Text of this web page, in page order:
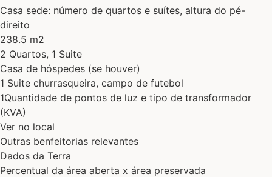
Casa sede: número de quartos e suítes, altura do pé-
direito
238.5 m2
2 Quartos, 1 Suite
Casa de hóspedes (se houver)
1 Suite churrasqueira, campo de futebol
1Quantidade de pontos de luz e tipo de transformador
(KVA)
Ver no local
Outras benfeitorias relevantes
Dados da Terra
Percentual da área aberta x área preservada